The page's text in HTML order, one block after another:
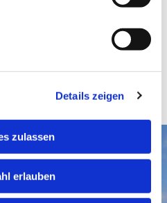
Details zeigen
zulassen
erlauben